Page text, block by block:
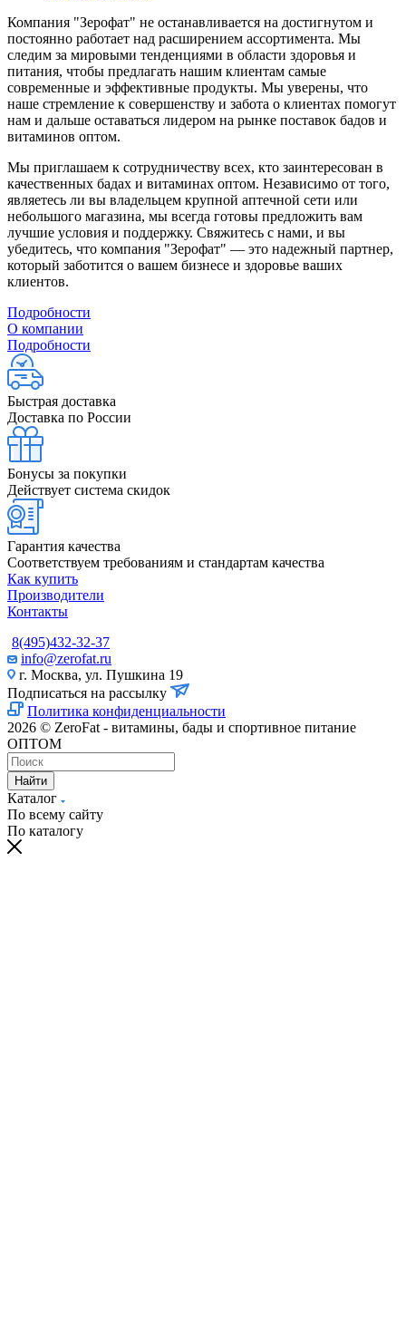
Компания "Зерофат" не останавливается на достигнутом и
постоянно работает над расширением ассортимента. Мы
следим за мировыми тенденциями в области здоровья и
питания, чтобы предлагать нашим клиентам самые
современные и эффективные продукты. Мы уверены, что
наше стремление к совершенству и забота о клиентах помогут
нам и дальше оставаться лидером на рынке поставок бадов и
витаминов оптом.
Мы приглашаем к сотрудничеству всех, кто заинтересован в
качественных бадах и витаминах оптом. Независимо от того,
являетесь ли вы владельцем крупной аптечной сети или
небольшого магазина, мы всегда готовы предложить вам
лучшие условия и поддержку. Свяжитесь с нами, и вы
убедитесь, что компания "Зерофат" — это надежный партнер,
который заботится о вашем бизнесе и здоровье ваших
клиентов.
Подробности
О компании
Подробности
Быстрая доставка
Доставка по России
Бонусы за покупки
Действует система скидок
Гарантия качества
Соответствуем требованиям и стандартам качества
Как купить
Производители
Контакты
8(495)432-32-37
info@zerofat.ru
г. Москва, ул. Пушкина 19
Подписаться на рассылку
Политика конфиденциальности
2026 © ZeroFat - витамины, бады и спортивное питание
ОПТОМ
Найти
Каталог
По всему сайту
По каталогу